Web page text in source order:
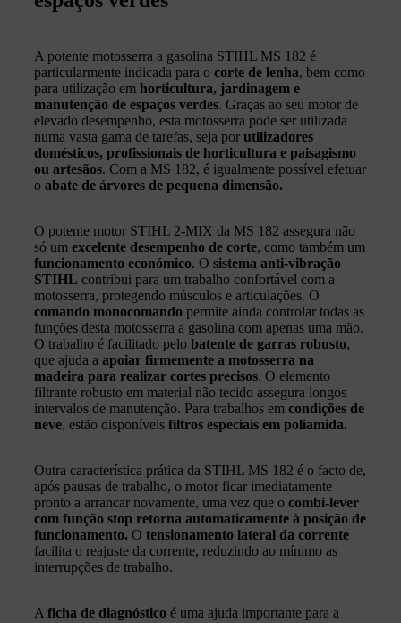
A potente motosserra a gasolina STIHL MS 182 é
particularmente indicada para o corte de lenha, bem como
para utilização em horticultura, jardinagem e
manutenção de espaços verdes. Graças ao seu motor de
elevado desempenho, esta motosserra pode ser utilizada
numa vasta gama de tarefas, seja por utilizadores
domésticos, profissionais de horticultura e paisagismo
ou artesãos. Com a MS 182, é igualmente possível efetuar
o abate de árvores de pequena dimensão.
O potente motor STIHL 2‑MIX da MS 182 assegura não
só um excelente desempenho de corte, como também um
funcionamento económico. O sistema anti‑vibração
STIHL contribui para um trabalho confortável com a
motosserra, protegendo músculos e articulações. O
comando monocomando permite ainda controlar todas as
funções desta motosserra a gasolina com apenas uma mão.
O trabalho é facilitado pelo batente de garras robusto,
que ajuda a apoiar firmemente a motosserra na
madeira para realizar cortes precisos. O elemento
filtrante robusto em material não tecido assegura longos
intervalos de manutenção. Para trabalhos em condições de
neve, estão disponíveis filtros especiais em poliamida.
Outra característica prática da STIHL MS 182 é o facto de,
após pausas de trabalho, o motor ficar imediatamente
pronto a arrancar novamente, uma vez que o combi‑lever
com função stop retorna automaticamente à posição de
funcionamento. O tensionamento lateral da corrente
facilita o reajuste da corrente, reduzindo ao mínimo as
interrupções de trabalho.
A ficha de diagnóstico é uma ajuda importante para a